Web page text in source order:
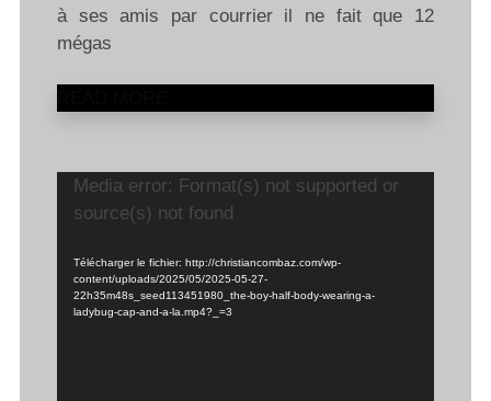
à ses amis par courrier il ne fait que 12
mégas
Lecteur
vidéo
Media error: Format(s) not supported or
source(s) not found
Télécharger le fichier: http://christiancombaz.com/wp-
content/uploads/2025/05/2025-05-27-
22h35m48s_seed113451980_the-boy-half-body-wearing-a-
ladybug-cap-and-a-la.mp4?_=3